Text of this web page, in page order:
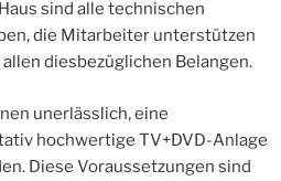
sind alle technischen
die Mitarbeiter unterstützen
diesbezüglichen Belangen.
unerlässlich, eine
hochwertige TV+DVD-Anlage
Diese Voraussetzungen sind